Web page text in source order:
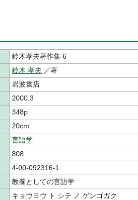
鈴木孝夫著作集 6
鈴木 孝夫 ／著
岩波書店
2000.3
348p
20cm
言語学
808
4-00-092316-1
教養としての言語学
キョウヨウ ト シテ ノ ゲンゴガク